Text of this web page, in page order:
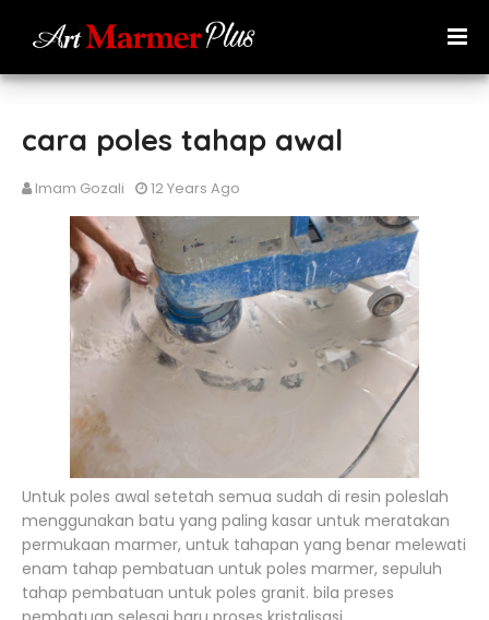
cara poles tahap awal
Imam Gozali 12 Years Ago
Untuk poles awal setetah semua sudah di resin poleslah
menggunakan batu yang paling kasar untuk meratakan
permukaan marmer, untuk tahapan yang benar melewati
enam tahap pembatuan untuk poles marmer, sepuluh
tahap pembatuan untuk poles granit. bila preses